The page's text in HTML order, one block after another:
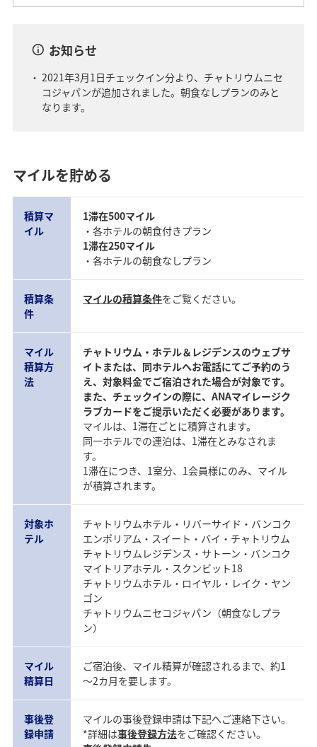
お知らせ
2021年3月1日チェックイン分より、チャトリウムニセ
コジャパンが追加されました。朝食なしプランのみと
なります。
マイルを貯める
積算マ
イル
1滞在500マイル
・各ホテルの朝食付きプラン
1滞在250マイル
・各ホテルの朝食なしプラン
積算条
件
マイルの積算条件をご覧ください。
マイル
積算方
法
チャトリウム・ホテル＆レジデンスのウェブサ
イトまたは、同ホテルへお電話にてご予約のう
え、対象料金でご宿泊された場合が対象です。
また、チェックインの際に、ANAマイレージク
ラブカードをご提示いただく必要があります。
マイルは、1滞在ごとに積算されます。
同一ホテルでの連泊は、1滞在とみなされま
す。
1滞在につき、1室分、1会員様にのみ、マイル
が積算されます。
対象ホ
テル
チャトリウムホテル・リバーサイド・バンコク
エンポリアム・スイート・バイ・チャトリウム
チャトリウムレジデンス・サトーン・バンコク
マイトリアホテル・スクンビット18
チャトリウムホテル・ロイヤル・レイク・ヤン
ゴン
チャトリウムニセコジャパン（朝食なしプラ
ン）
マイル
精算日
ご宿泊後、マイル精算が確認されるまで、約1
～2カ月を要します。
事後登
録申請
マイルの事後登録申請は下記へご連絡下さい。
*詳細は事後登録方法をご確認ください。